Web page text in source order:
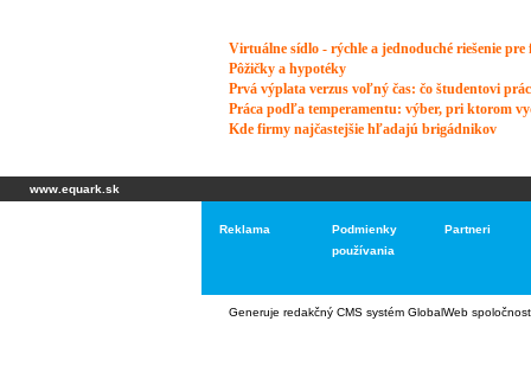
www.equark.sk
Reklama
Podmienky
používania
Partneri
Generuje redakčný CMS systém GlobalWeb